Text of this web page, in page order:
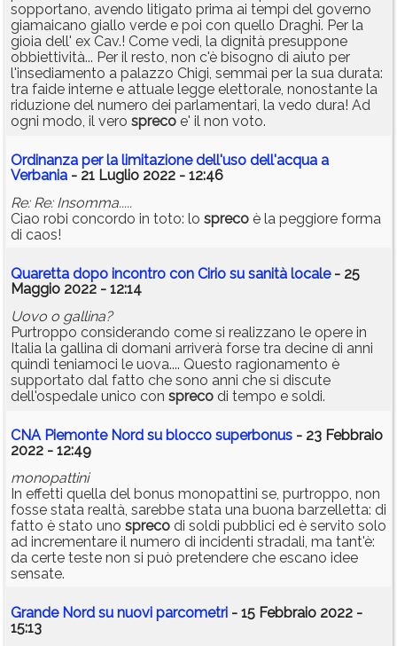
sopportano, avendo litigato prima ai tempi del governo
giamaicano giallo verde e poi con quello Draghi. Per la
gioia dell' ex Cav.! Come vedi, la dignità presuppone
obbiettività... Per il resto, non c'è bisogno di aiuto per
l'insediamento a palazzo Chigi, semmai per la sua durata:
tra faide interne e attuale legge elettorale, nonostante la
riduzione del numero dei parlamentari, la vedo dura! Ad
ogni modo, il vero spreco e' il non voto.
Ordinanza per la limitazione dell'uso dell'acqua a
Verbania - 21 Luglio 2022 - 12:46
Re: Re: Insomma.....
Ciao robi concordo in toto: lo spreco è la peggiore forma
di caos!
Quaretta dopo incontro con Cirio su sanità locale- 25
Maggio 2022 - 12:14
Uovo o gallina?
Purtroppo considerando come si realizzano le opere in
Italia la gallina di domani arriverà forse tra decine di anni
quindi teniamoci le uova.... Questo ragionamento è
supportato dal fatto che sono anni che si discute
dell'ospedale unico con spreco di tempo e soldi.
CNA Piemonte Nord su blocco superbonus - 23 Febbraio
2022 - 12:49
monopattini
In effetti quella del bonus monopattini se, purtroppo, non
fosse stata realtà, sarebbe stata una buona barzelletta: di
fatto è stato uno spreco di soldi pubblici ed è servito solo
ad incrementare il numero di incidenti stradali, ma tant'è:
da certe teste non si può pretendere che escano idee
sensate.
Grande Nord su nuovi parcometri - 15 Febbraio 2022 -
15:13